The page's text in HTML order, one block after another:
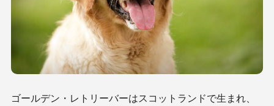
ゴールデン・レトリーバーはスコットランドで生まれ、